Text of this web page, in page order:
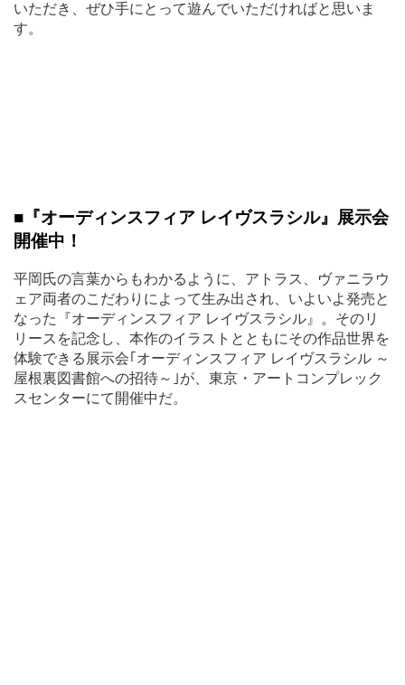
いただき、ぜひ手にとって遊んでいただければと思いま
す。
■『オーディンスフィア レイヴスラシル』展示会
開催中！
平岡氏の言葉からもわかるように、アトラス、ヴァニラウ
ェア両者のこだわりによって生み出され、いよいよ発売と
なった『オーディンスフィア レイヴスラシル』。そのリ
リースを記念し、本作のイラストとともにその作品世界を
体験できる展示会｢オーディンスフィア レイヴスラシル ～
屋根裏図書館への招待～｣が、東京・アートコンプレック
スセンターにて開催中だ。